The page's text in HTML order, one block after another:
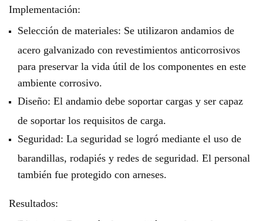
Implementación:
Selección de materiales: Se utilizaron andamios de
acero galvanizado con revestimientos anticorrosivos
para preservar la vida útil de los componentes en este
ambiente corrosivo.
Diseño: El andamio debe soportar cargas y ser capaz
de soportar los requisitos de carga.
Seguridad: La seguridad se logró mediante el uso de
barandillas, rodapiés y redes de seguridad. El personal
también fue protegido con arneses.
Resultados: